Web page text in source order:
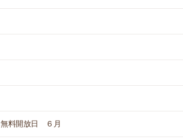
無料開放日 ６月